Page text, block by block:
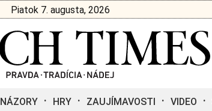
Piatok 7. augusta, 2026
NÁZORY HRY ZAUJÍMAVOSTI VIDEO